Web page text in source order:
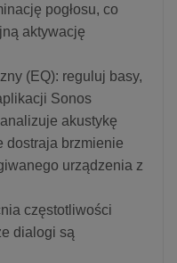
pogłosu, co
aktywację
(EQ): reguluj basy,
Sonos
akustykę
dostraja brzmienie
urządzenia z
częstotliwości
dialogi są